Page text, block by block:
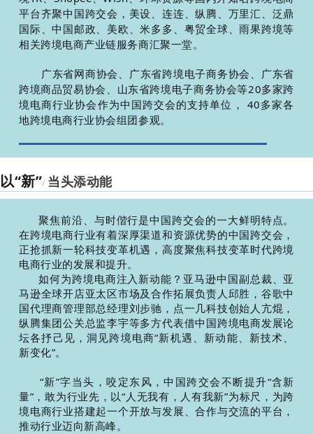
平台齐聚中国跨交会，美设、连连、纵腾、万里汇、泛鼎
国际、中国邮政、美欧、米多多、粤贸全球、雨果跨境等
相关跨境电商产业链服务商汇聚一堂。
广东省网商协会、广东省跨境电子商务协会、广东省
跨境商品贸易协会、山东省跨境电子商务协会等20多家跨
境电商行业协会作为中国跨交会的支持单位， 40多家各
地跨境电商行业协会组团参观。
以“新”/ 当头添动能
聚焦前沿、与时偕行是中国跨交会的一大鲜明特点。
在跨境电商行业有着深厚渠道和资源优势的中国跨交会，
正抢抓新一轮科技变革机遇，高度聚焦科技变革时代跨境
电商行业的发展和提升。
如何为跨境电商注入新动能？亚马逊中国副总裁、亚
马逊全球开店亚太区市场及合作拓展负责人邱胜，谷歌中
国代理商管理部总经理刘步驰，点一几科技创始人亢焜，
纵腾集团公关总监李宇等多方代表借中国跨境电商发展论
坛各抒己见，洞见跨境电商“新机遇、新动能、新技术、
新变化”。
“新”字当头，咬定东风，中国跨交会不断提升“含新
量”，敢为行业先，以“人无我有，人有我新”为标尺，为跨
境电商行业搭建起一个开放与发展、合作与交流的平台，
推动行业迈向新高峰。